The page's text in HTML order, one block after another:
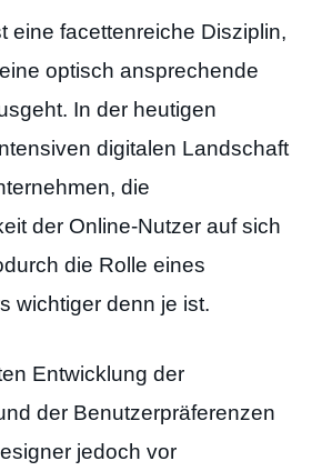
eine facettenreiche Disziplin,
optisch ansprechende
In der heutigen
digitalen Landschaft
die
der Online-Nutzer auf sich
die Rolle eines
wichtiger denn je ist.
Entwicklung der
der Benutzerpräferenzen
jedoch vor